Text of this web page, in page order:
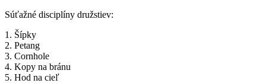
Súťažné disciplíny družstiev:
1. Šípky
2. Petang
3. Cornhole
4. Kopy na bránu
5. Hod na cieľ